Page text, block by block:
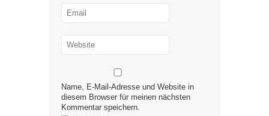
Name, E-Mail-Adresse und Website in
diesem Browser für meinen nächsten
Kommentar speichern.